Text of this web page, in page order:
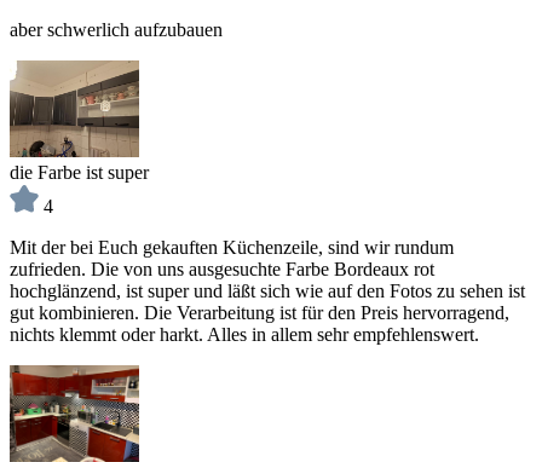
aber schwerlich aufzubauen
die Farbe ist super
4
Mit der bei Euch gekauften Küchenzeile, sind wir rundum
zufrieden. Die von uns ausgesuchte Farbe Bordeaux rot
hochglänzend, ist super und läßt sich wie auf den Fotos zu sehen ist
gut kombinieren. Die Verarbeitung ist für den Preis hervorragend,
nichts klemmt oder harkt. Alles in allem sehr empfehlenswert.